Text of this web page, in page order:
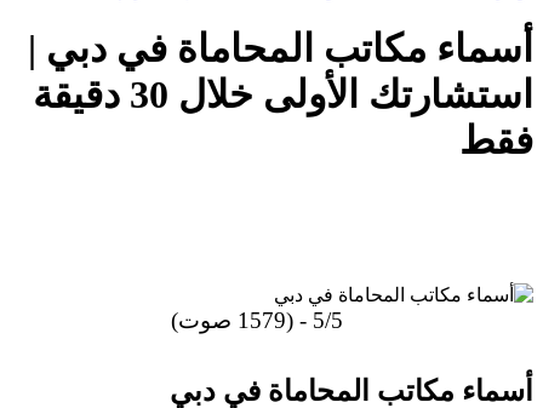
أسماء مكاتب المحاماة في دبي |
استشارتك الأولى خلال 30 دقيقة
فقط
5/5 - (1579 صوت)
أسماء مكاتب المحاماة في دبي